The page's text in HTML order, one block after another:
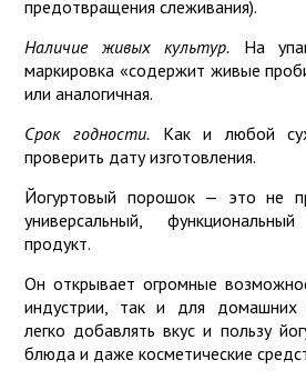
предотвращения слеживания).
Наличие живых культур. На
маркировка «содержит живые
или аналогичная.
Срок годности. Как и любой
проверить дату изготовления.
Йогуртовый порошок — это не
универсальный,
продукт.
Он открывает огромные
индустрии, так и для домашних
легко добавлять вкус и пользу
блюда и даже косметические